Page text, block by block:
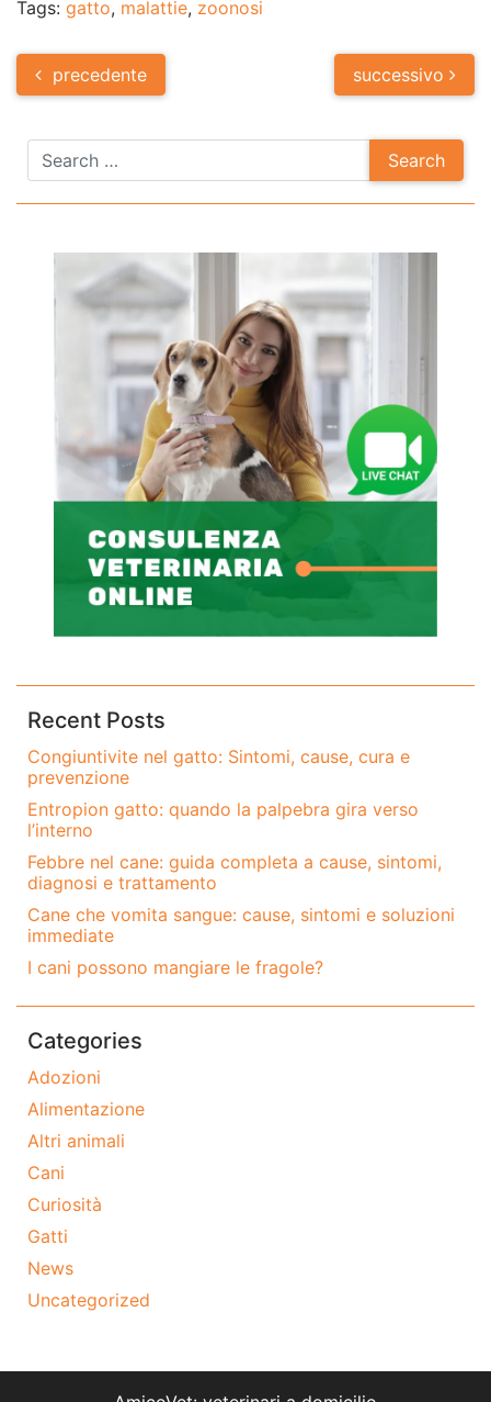
Tags: gatto, malattie, zoonosi
Post
navigation
precedente successivo
Recent Posts
Congiuntivite nel gatto: Sintomi, cause, cura e
prevenzione
Entropion gatto: quando la palpebra gira verso
l’interno
Febbre nel cane: guida completa a cause, sintomi,
diagnosi e trattamento
Cane che vomita sangue: cause, sintomi e soluzioni
immediate
I cani possono mangiare le fragole?
Categories
Adozioni
Alimentazione
Altri animali
Cani
Curiosità
Gatti
News
Uncategorized